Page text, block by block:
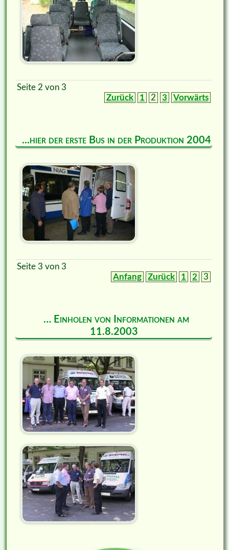
Seite 2 von 3
Zurück
1 2 3 Vorwärts
...hier der erste Bus in der Produktion 2004
Seite 3 von 3
Anfang
Zurück 1 2 3
… Einholen von Informationen am
11.8.2003